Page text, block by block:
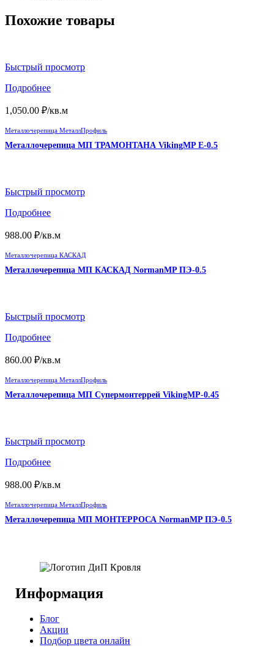
Похожие товары
Быстрый просмотр
Подробнее
1,050.00 ₽/кв.м
Металлочерепица МеталлПрофиль
Металлочерепица МП ТРАМОНТАНА VikingMP E-0.5
Быстрый просмотр
Подробнее
988.00 ₽/кв.м
Металлочерепица КАСКАД
Металлочерепица МП КАСКАД NormanMP ПЭ-0.5
Быстрый просмотр
Подробнее
860.00 ₽/кв.м
Металлочерепица МеталлПрофиль
Металлочерепица МП Супермонтеррей VikingMP-0.45
Быстрый просмотр
Подробнее
988.00 ₽/кв.м
Металлочерепица МеталлПрофиль
Металлочерепица МП МОНТЕРРОСА NormanMP ПЭ-0.5
Информация
Блог
Акции
Подбор цвета онлайн